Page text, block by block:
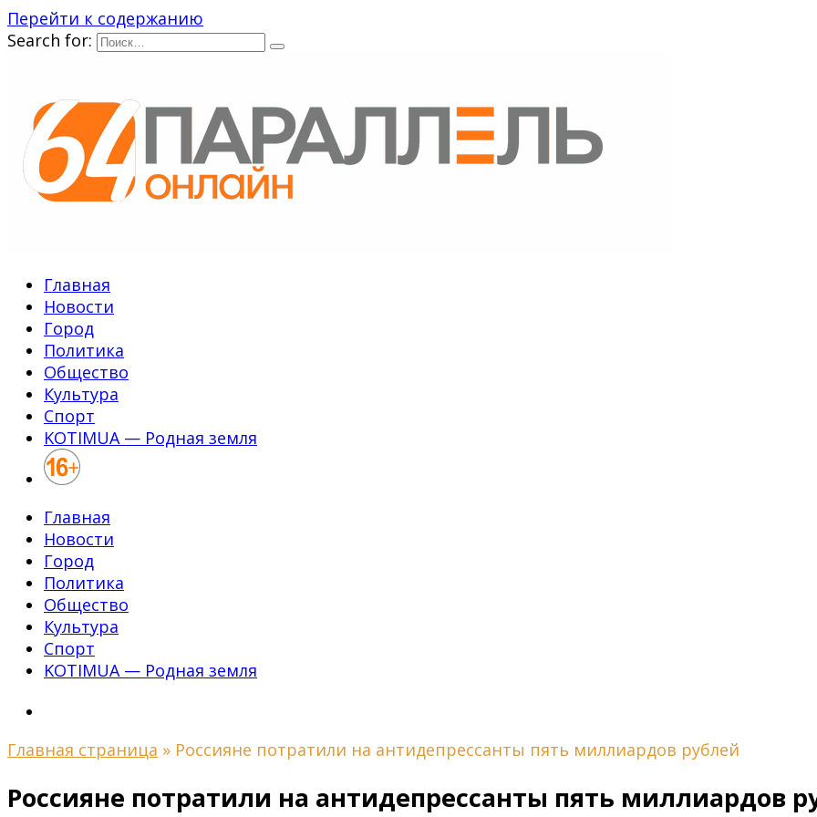
Перейти к содержанию
Search for:
Главная
Новости
Город
Политика
Общество
Культура
Спорт
KOTIMUA — Родная земля
Главная
Новости
Город
Политика
Общество
Культура
Спорт
KOTIMUA — Родная земля
Главная страница » Россияне потратили на антидепрессанты пять миллиардов рублей
Россияне потратили на антидепрессанты пять миллиардов